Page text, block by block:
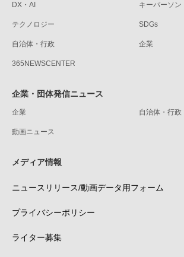
DX・AI キーパーソン
テクノロジー SDGs
自治体・行政 企業
365NEWSCENTER
企業・団体発信ニュース
企業 自治体・行政
動画ニュース
メディア情報
ニュースリリース/動画データ用フォーム
プライバシーポリシー
ライター募集